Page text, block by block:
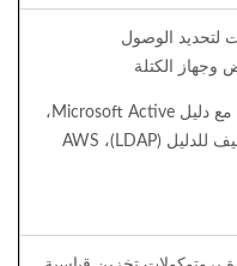
لتحديد الوصول
وجهاز الكتلة
القدرة على التكامل مع دليل Microsoft Active،
بروتوكول الوصول الخفيف للدليل (LDAP)، AWS